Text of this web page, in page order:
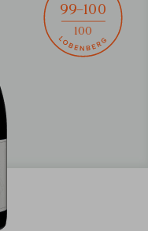
99–100
100